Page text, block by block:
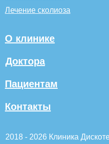
2018 - 2026 Клиника
Доктора
О клинике
Пациентам
Контакты
Лечение сколиоза